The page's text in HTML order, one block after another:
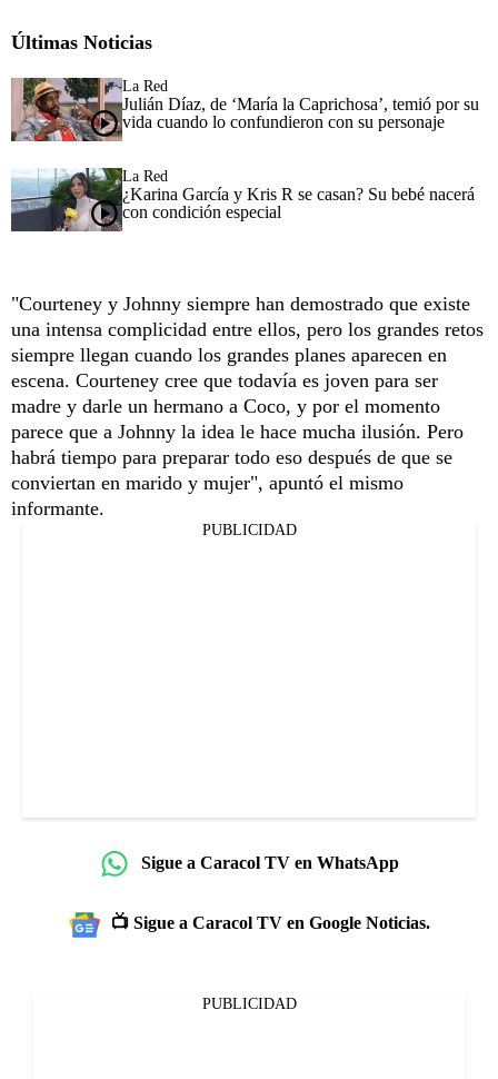
Últimas Noticias
La Red
Julián Díaz, de ‘María la Caprichosa’, temió por su
vida cuando lo confundieron con su personaje
La Red
¿Karina García y Kris R se casan? Su bebé nacerá
con condición especial
"Courteney y Johnny siempre han demostrado que existe
una intensa complicidad entre ellos, pero los grandes retos
siempre llegan cuando los grandes planes aparecen en
escena. Courteney cree que todavía es joven para ser
madre y darle un hermano a Coco, y por el momento
parece que a Johnny la idea le hace mucha ilusión. Pero
habrá tiempo para preparar todo eso después de que se
conviertan en marido y mujer", apuntó el mismo
informante.
PUBLICIDAD
Sigue a Caracol TV en WhatsApp
📺 Sigue a Caracol TV en Google Noticias.
PUBLICIDAD